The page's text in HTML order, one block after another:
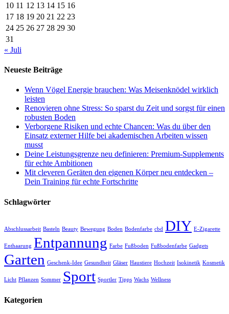
10 11 12 13 14 15 16
17 18 19 20 21 22 23
24 25 26 27 28 29 30
31
« Juli
Neueste Beiträge
Wenn Vögel Energie brauchen: Was Meisenknödel wirklich
leisten
Renovieren ohne Stress: So sparst du Zeit und sorgst für einen
robusten Boden
Verborgene Risiken und echte Chancen: Was du über den
Einsatz externer Hilfe bei akademischen Arbeiten wissen
musst
Deine Leistungsgrenze neu definieren: Premium-Supplements
für echte Ambitionen
Mit cleveren Geräten den eigenen Körper neu entdecken –
Dein Training für echte Fortschritte
Schlagwörter
Abschlussarbeit Basteln Beauty Bewegung Boden Bodenfarbe cbd DIY E-Zigarette
Enthaarung Entpannung Farbe Fußboden Fußbodenfarbe Gadgets
Garten Geschenk-Idee Gesundheit Gläser Haustiere Hochzeit Isokinetik Kosmetik
Licht Pflanzen Sommer Sport Sportler Tipps Wachs Wellness
Kategorien